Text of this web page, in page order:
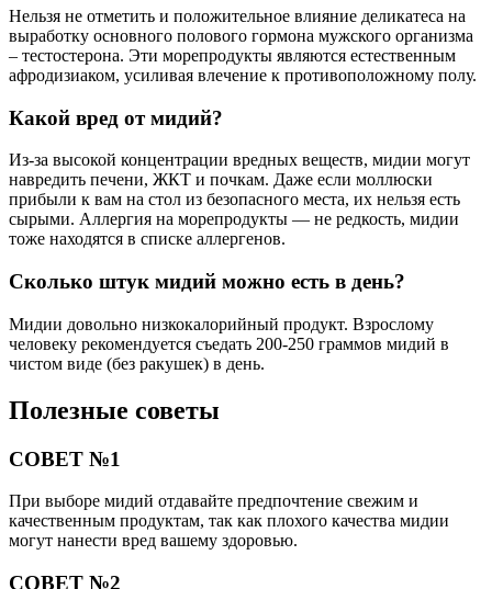
Нельзя не отметить и положительное влияние деликатеса на
выработку основного полового гормона мужского организма
– тестостерона. Эти морепродукты являются естественным
афродизиаком, усиливая влечение к противоположному полу.
Какой вред от мидий?
Из-за высокой концентрации вредных веществ, мидии могут
навредить печени, ЖКТ и почкам. Даже если моллюски
прибыли к вам на стол из безопасного места, их нельзя есть
сырыми. Аллергия на морепродукты — не редкость, мидии
тоже находятся в списке аллергенов.
Сколько штук мидий можно есть в день?
Мидии довольно низкокалорийный продукт. Взрослому
человеку рекомендуется съедать 200-250 граммов мидий в
чистом виде (без ракушек) в день.
Полезные советы
СОВЕТ №1
При выборе мидий отдавайте предпочтение свежим и
качественным продуктам, так как плохого качества мидии
могут нанести вред вашему здоровью.
СОВЕТ №2